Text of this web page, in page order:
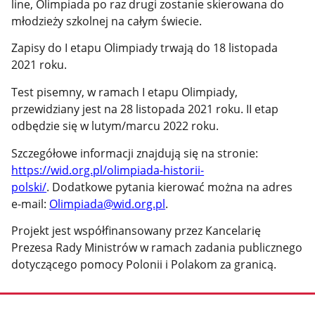
line, Olimpiada po raz drugi zostanie skierowana do
młodzieży szkolnej na całym świecie.
Zapisy do I etapu Olimpiady trwają do 18 listopada
2021 roku.
Test pisemny, w ramach I etapu Olimpiady,
przewidziany jest na 28 listopada 2021 roku. II etap
odbędzie się w lutym/marcu 2022 roku.
Szczegółowe informacji znajdują się na stronie:
https://wid.org.pl/olimpiada-historii-
polski/. Dodatkowe pytania kierować można na adres
e-mail: Olimpiada@wid.org.pl.
Projekt jest współfinansowany przez Kancelarię
Prezesa Rady Ministrów w ramach zadania publicznego
dotyczącego pomocy Polonii i Polakom za granicą.